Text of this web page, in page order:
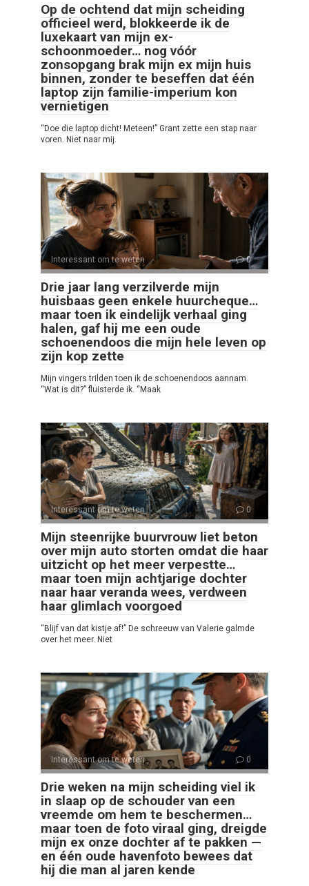
Op de ochtend dat mijn scheiding
officieel werd, blokkeerde ik de
luxekaart van mijn ex-
schoonmoeder… nog vóór
zonsopgang brak mijn ex mijn huis
binnen, zonder te beseffen dat één
laptop zijn familie-imperium kon
vernietigen
“Doe die laptop dicht! Meteen!” Grant zette een stap naar
voren. Niet naar mij.
Interessant om te weten 0
Drie jaar lang verzilverde mijn
huisbaas geen enkele huurcheque…
maar toen ik eindelijk verhaal ging
halen, gaf hij me een oude
schoenendoos die mijn hele leven op
zijn kop zette
Mijn vingers trilden toen ik de schoenendoos aannam.
“Wat is dit?” fluisterde ik. “Maak
Interessant om te weten 0
Mijn steenrijke buurvrouw liet beton
over mijn auto storten omdat die haar
uitzicht op het meer verpestte…
maar toen mijn achtjarige dochter
naar haar veranda wees, verdween
haar glimlach voorgoed
“Blijf van dat kistje af!” De schreeuw van Valerie galmde
over het meer. Niet
Interessant om te weten 0
Drie weken na mijn scheiding viel ik
in slaap op de schouder van een
vreemde om hem te beschermen…
maar toen de foto viraal ging, dreigde
mijn ex onze dochter af te pakken —
en één oude havenfoto bewees dat
hij die man al jaren kende